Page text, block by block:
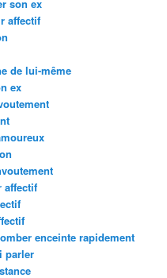
son ex
affectif
de lui-même
ex
affectif
enceinte rapidement
parler